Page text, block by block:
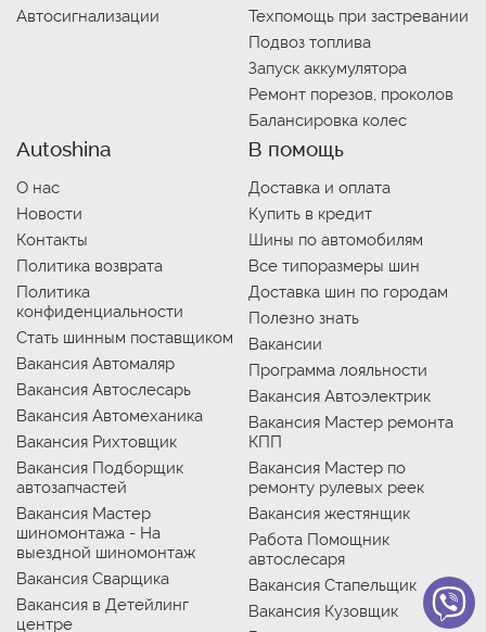
Автосигнализации
Техпомощь при застревании
Подвоз топлива
Запуск аккумулятора
Ремонт порезов, проколов
Балансировка колес
Autoshina
О нас
Новости
Контакты
Политика возврата
Политика
конфиденциальности
Стать шинным поставщиком
Вакансия Автомаляр
Вакансия Автослесарь
Вакансия Автомеханика
Вакансия Рихтовщик
Вакансия Подборщик
автозапчастей
Вакансия Мастер
шиномонтажа - На
выездной шиномонтаж
Вакансия Сварщика
Вакансия в Детейлинг
центре
В помощь
Доставка и оплата
Купить в кредит
Шины по автомобилям
Все типоразмеры шин
Доставка шин по городам
Полезно знать
Вакансии
Программа лояльности
Вакансия Автоэлектрик
Вакансия Мастер ремонта
КПП
Вакансия Мастер по
ремонту рулевых реек
Вакансия жестянщик
Работа Помощник
автослесаря
Вакансия Стапельщик
Вакансия Кузовщик